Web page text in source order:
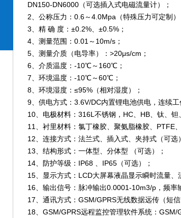
DN150-DN6000（可选插入式电磁流量计）；
2、公称压力：0.6～4.0Mpa（特殊压力可定制）
3、精 确 度：±0.2%、±0.5%；
4、测量范围：0.01～10m/s；
5、测量介质（电导率）：>20μs/cm；
6、介质温度：-10℃～160℃；
7、环境温度：-10℃～60℃；
8、环境湿度：≤95%（相对湿度）；
9、供电方式：3.6V/DC内置锂电池供电，连续
10、电极材料：316L不锈钢，HC、HB、钛、钽
11、衬里材料：氯丁橡胶、聚氨脂橡胶、PTFE
12、连接方式：法兰式、插入式、夹持式（可选
13、结构形式：一体型、分体型 （可选）；
14、防护等级：IP68 、IP65（可选）；
15、显示方式：LCD大屏幕液晶显示瞬时流量
16、输出信号：脉冲输出0.0001-10m3/p，频率
17、通讯方式：GSM/GPRS无线数据远传（短信
18、GSM/GPRS远程监控管理软件系统：GSM/